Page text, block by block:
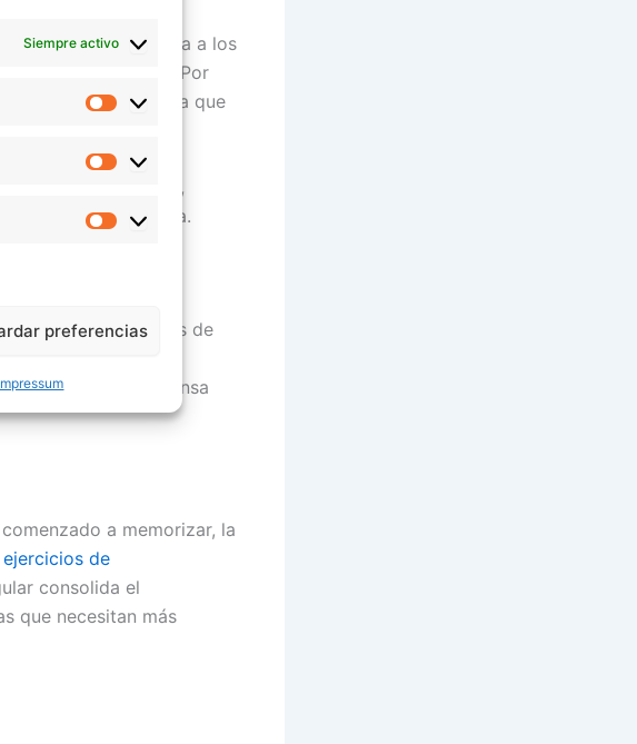
Siempre activo
Preferencias
Estadísticas
Marketing
preferencias
construcción, ayuda a los
de memorizarla. Por
de forma intuitiva que
del aprendizaje,
comprensión previa.
de mesa, tarjetas de
repetitiva en algo
de recompensa
a memorizar, la
ejercicios de
consolida el
que necesitan más